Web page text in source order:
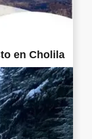
en Cholila